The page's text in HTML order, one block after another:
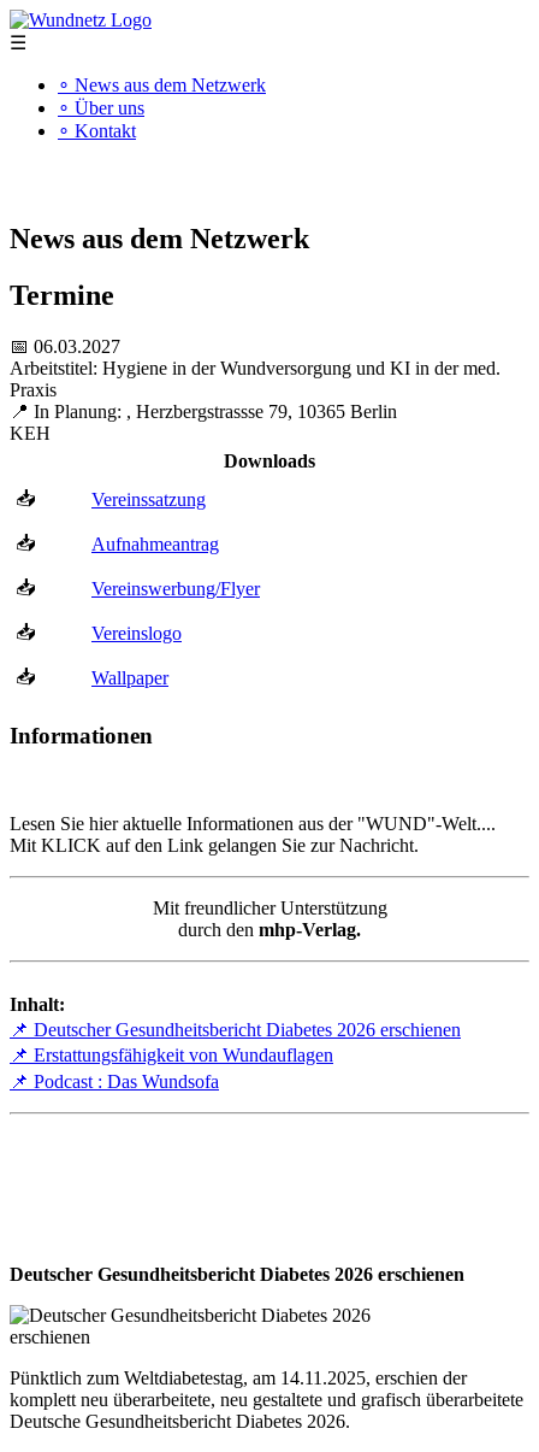
☰
∘ News aus dem Netzwerk
∘ Über uns
∘ Kontakt
News aus dem Netzwerk
Termine
📅 06.03.2027
Arbeitstitel: Hygiene in der Wundversorgung und KI in der med.
Praxis
📍 In Planung: , Herzbergstrassse 79, 10365 Berlin
KEH
Downloads
📥
Vereinssatzung
📥 Aufnahmeantrag
📥 Vereinswerbung/Flyer
📥 Vereinslogo
📥 Wallpaper
Informationen
Lesen Sie hier aktuelle Informationen aus der "WUND"-Welt....
Mit KLICK auf den Link gelangen Sie zur Nachricht.
Mit freundlicher Unterstützung
durch den mhp-Verlag.
Inhalt:
📌 Deutscher Gesundheitsbericht Diabetes 2026 erschienen
📌 Erstattungsfähigkeit von Wundauflagen
📌 Podcast : Das Wundsofa
Deutscher Gesundheitsbericht Diabetes 2026 erschienen
Pünktlich zum Weltdiabetestag, am 14.11.2025, erschien der
komplett neu überarbeitete, neu gestaltete und grafisch überarbeitete
Deutsche Gesundheitsbericht Diabetes 2026.